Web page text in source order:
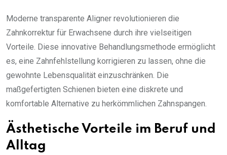
Moderne transparente Aligner revolutionieren die
Zahnkorrektur für Erwachsene durch ihre vielseitigen
Vorteile. Diese innovative Behandlungsmethode ermöglicht
es, eine Zahnfehlstellung korrigieren zu lassen, ohne die
gewohnte Lebensqualität einzuschränken. Die
maßgefertigten Schienen bieten eine diskrete und
komfortable Alternative zu herkömmlichen Zahnspangen.
Ästhetische Vorteile im Beruf und
Alltag